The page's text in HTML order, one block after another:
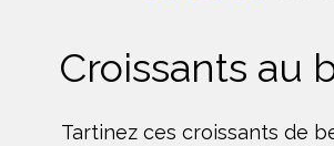
Croissants au
Tartinez ces croissants de